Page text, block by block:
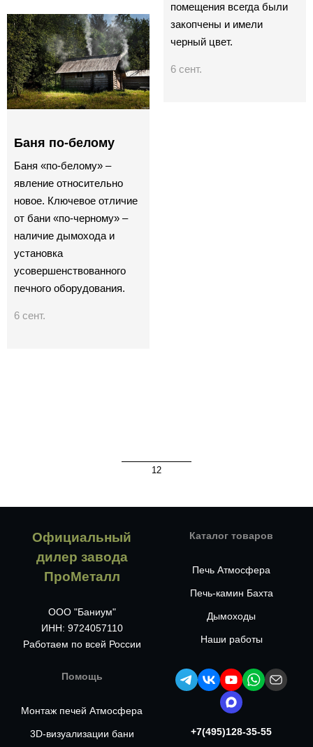
помещения всегда были
закопчены и имели
черный цвет.
6 сент.
Баня по-белому
Баня «по-белому» –
явление относительно
новое. Ключевое отличие
от бани «по-черному» –
наличие дымохода и
установка
усовершенствованного
печного оборудования.
6 сент.
1 2
Официальный
дилер завода
ПроМеталл
ООО "Баниум"
ИНН: 9724057110
Работаем по всей России
Каталог товаров
Печь Атмосфера
Печь-камин Бахта
Дымоходы
Наши работы
Помощь
Монтаж печей Атмосфера
3D-визуализации бани +7(495)128-35-55